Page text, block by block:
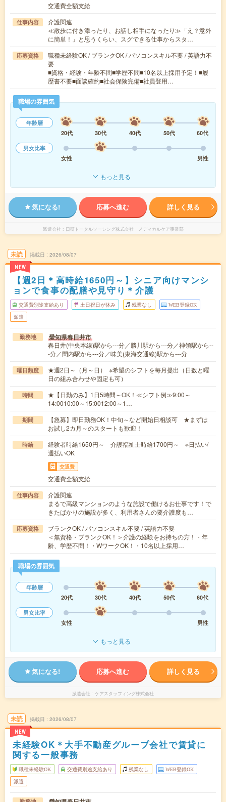
交通費全額支給
仕事内容
介護関連
≪散歩に付き添ったり、お話し相手になったり≫「え？意外
に簡単！」と思うくらい、スグできる仕事からスタ…
応募資格
職種未経験OK / ブランクOK / パソコンスキル不要 / 英語力不
要
■資格・経験・年齢不問■学歴不問■10名以上採用予定！■履
歴書不要■面談確約■社会保険完備■社員登用…
職場の雰囲気
年齢層
20代
30代 40代 50代
60代
男女比率
女性
男性
もっと見る
気になる! 応募へ進む 詳しく見る
派遣会社 日研トータルソーシング株式会社 メディカルケア事業部
未読
NEW
掲載日 2026/08/07
【週2日＊高時給1650円～】シニア向けマンシ
ョンで食事の配膳や見守り＊介護
交通費別途支給あり 土日祝日が休み 残業なし WEB登録OK
派遣
勤務地 愛知県春日井市
春日井(中央本線)駅から---分／勝川駅から---分／神領駅から--
-分／間内駅から---分／味美(東海交通線)駅から---分
曜日頻度
★週2日～（月～日） ※希望のシフトを毎月提出（日数と曜
日の組み合わせや固定も可）
時間
★【日勤のみ】1日5時間～OK！≪シフト例≫9:00～
14:0010:00～15:0012:00～1…
期間
【急募】即日勤務OK！中旬～など開始日相談可 ★まずは
お試し2カ月～のスタートも歓迎！
時給
経験者時給1650円～ 介護福祉士時給1700円～ ※日払い/
週払いOK
交通費
交通費全額支給
仕事内容
介護関連
まるで高級マンションのような施設で働けるお仕事です！で
きたばかりの施設が多く、利用者さんの要介護度も…
応募資格
ブランクOK / パソコンスキル不要 / 英語力不要
＜無資格・ブランクOK！＞介護の経験をお持ちの方！・年
齢、学歴不問！・WワークOK！・10名以上採用…
職場の雰囲気
年齢層
20代
30代 40代 50代
60代
男女比率
女性
男性
もっと見る
気になる! 応募へ進む 詳しく見る
派遣会社 ケアスタッフィング株式会社
未読
NEW
掲載日 2026/08/07
未経験OK＊大手不動産グループ会社で賃貸に
関する一般事務
職種未経験OK 交通費別途支給あり 残業なし WEB登録OK
派遣